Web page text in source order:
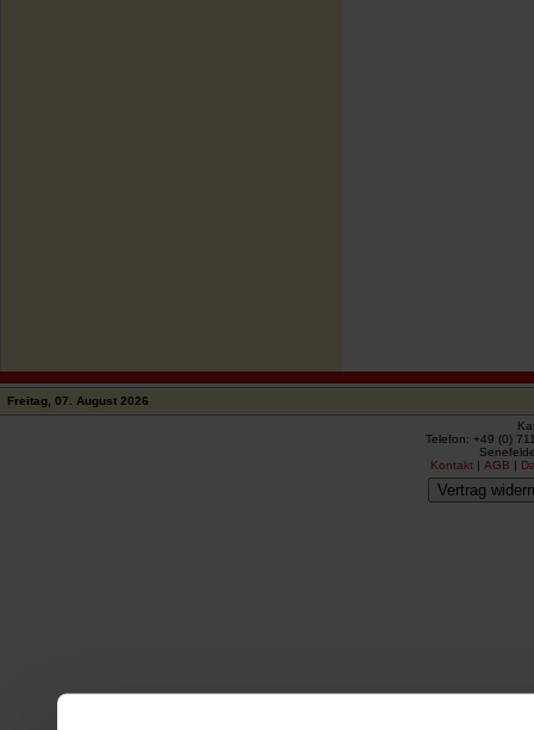
Freitag, 07. August 2026
Telefon: +49 (0)
Kontakt |AGB |
Vertrag